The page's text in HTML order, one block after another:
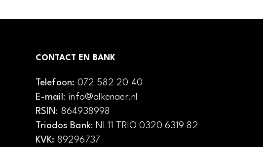
CONTACT EN BANK
Telefoon: 072 582 20 40
E-mail: info@alkenaer.nl
RSIN: 864938998
Triodos Bank: NL11 TRIO 0320 6319 82
KVK: 89296737